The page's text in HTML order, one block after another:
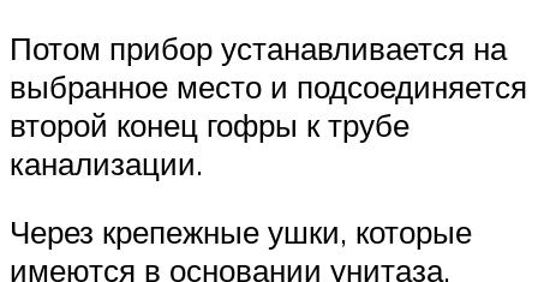
Потом прибор устанавливается на
выбранное место и подсоединяется
второй конец гофры к трубе
канализации.
Через крепежные ушки, которые
имеются в основании унитаза,